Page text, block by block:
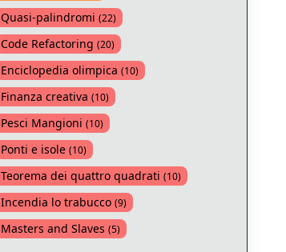
Quasi-palindromi (22)
Code Refactoring (20)
Enciclopedia olimpica (10)
Finanza creativa (10)
Pesci Mangioni (10)
Ponti e isole (10)
Teorema dei quattro quadrati (10)
Incendia lo trabucco (9)
Masters and Slaves (5)